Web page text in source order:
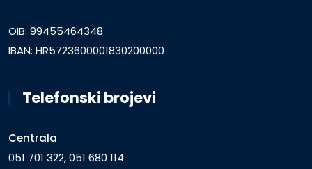
OIB: 99455464348
IBAN: HR5723600001830200000
Telefonski brojevi
Centrala
051 701 322, 051 680 114